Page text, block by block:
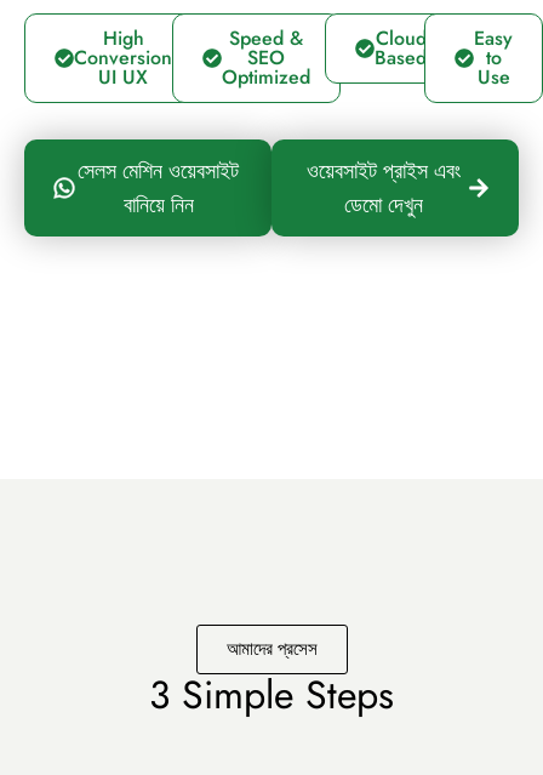
High
Conversion
UI UX
Speed &
SEO
Optimized
Cloud
Based
Easy
to
Use
সেলস মেশিন ওয়েবসাইট
বানিয়ে নিন
ওয়েবসাইট প্রাইস এবং
ডেমো দেখুন
আমাদের প্রসেস
3 Simple Steps